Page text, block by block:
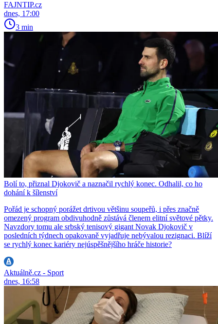
FAJNTIP.cz
dnes, 17:00
3 min
Bolí to, přiznal Djokovič a naznačil rychlý konec. Odhalil, co ho
dohání k šílenství
Pořád je schopný porážet drtivou většinu soupeřů, i přes značně
omezený program obdivuhodně zůstává členem elitní světové pětky.
Navzdory tomu ale srbský tenisový gigant Novak Djokovič v
posledních týdnech opakovaně vyjadřuje nebývalou rezignaci. Blíží
se rychlý konec kariéry nejúspěšnějšího hráče historie?
Aktuálně.cz - Sport
dnes, 16:58